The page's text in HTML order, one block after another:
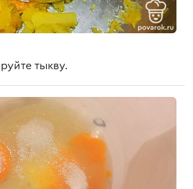
тыкву.